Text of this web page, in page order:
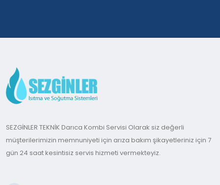
SEZGİNLER TEKNİK Darıca Kombi Servisi Olarak siz değerli
müşterilerimizin memnuniyeti için arıza bakım şikayetleriniz için 7
gün 24 saat kesintisiz servis hizmeti vermekteyiz.